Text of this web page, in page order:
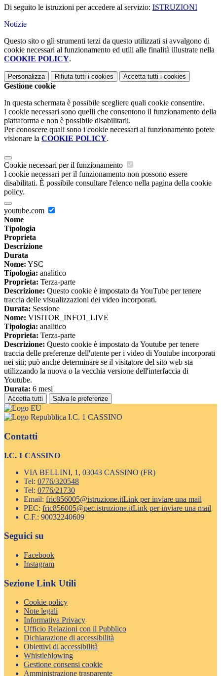
Di seguito le istruzioni per accedere al servizio: ISTRUZIONI
Notizie
Questo sito o gli strumenti terzi da questo utilizzati si avvalgono di
cookie necessari al funzionamento ed utili alle finalità illustrate nella
COOKIE POLICY.
Personalizza Rifiuta tutti i cookies Accetta tutti i cookies
Gestione cookie
In questa schermata è possibile scegliere quali cookie consentire.
I cookie necessari sono quelli che consentono il funzionamento della
piattaforma e non è possibile disabilitarli.
Per conoscere quali sono i cookie necessari al funzionamento potete
visionare la COOKIE POLICY.
Cookie necessari per il funzionamento
I cookie necessari per il funzionamento non possono essere
disabilitati. È possibile consultare l'elenco nella pagina della cookie
policy.
youtube.com
Nome
Tipologia
Proprieta
Descrizione
Durata
Nome: YSC
Tipologia: analitico
Proprieta: Terza-parte
Descrizione: Questo cookie è impostato da YouTube per tenere
traccia delle visualizzazioni dei video incorporati.
Durata: Sessione
Nome: VISITOR_INFO1_LIVE
Tipologia: analitico
Proprieta: Terza-parte
Descrizione: Questo cookie è impostato da Youtube per tenere
traccia delle preferenze dell'utente per i video di Youtube incorporati
nei siti; può anche determinare se il visitatore del sito web sta
utilizzando la nuova o la vecchia versione dell'interfaccia di
Youtube.
Durata: 6 mesi
Accetta tutti Salva le preferenze
I.C. 1 CASSINO
Contatti
I.C. 1 CASSINO
VIA BELLINI, 1, 03043 CASSINO (FR)
Tel: 0776/320548
Tel: 0776/21730
Email: fric856005@istruzione.itLink per inviare una mail
PEC: fric856005@pec.istruzione.itLink per inviare una mail
C.F.: 90032240609
Seguici su
Facebook
Instagram
Sezione Link Utili
Cookie policy
Note legali
Informativa Privacy
Ufficio Relazioni con il Pubblico
Dichiarazione di accessibilità
Obiettivi di accessibilità
Whistleblowing
Gestione consensi cookie
Amministrazione trasparente